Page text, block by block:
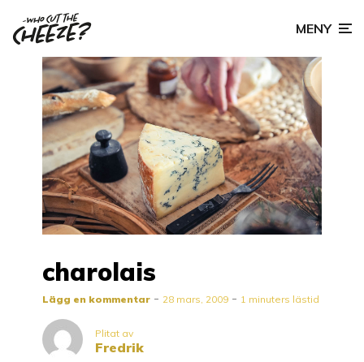
MENY
charolais
Lägg en kommentar 28 mars, 2009 1 minuters lästid
Plitat av
Fredrik